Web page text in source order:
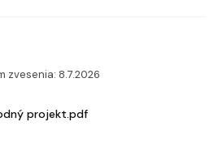
zvesenia: 8.7.2026
projekt.pdf